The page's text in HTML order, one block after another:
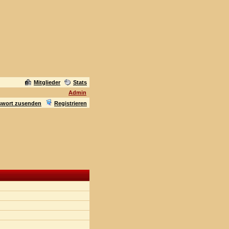
Mitglieder
Stats
Admin
zusenden Registrieren